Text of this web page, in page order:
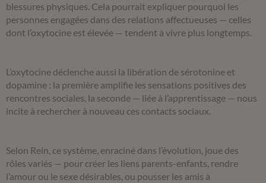
blessures physiques. Cela pourrait expliquer pourquoi les
personnes engagées dans des relations affectueuses — celles
dont l’oxytocine est élevée — tendent à vivre plus longtemps.
L’oxytocine déclenche aussi la libération de sérotonine et
dopamine : la première amplifie les sensations positives des
rencontres sociales, la seconde — liée à l’apprentissage — nous
incite à rechercher à nouveau ces contacts sociaux.
Selon Rein, ce système, enraciné dans l’évolution, joue des
rôles variés — pour créer les liens parents-enfants, rendre
l’amour ou le sexe désirables, ou pousser les amis à